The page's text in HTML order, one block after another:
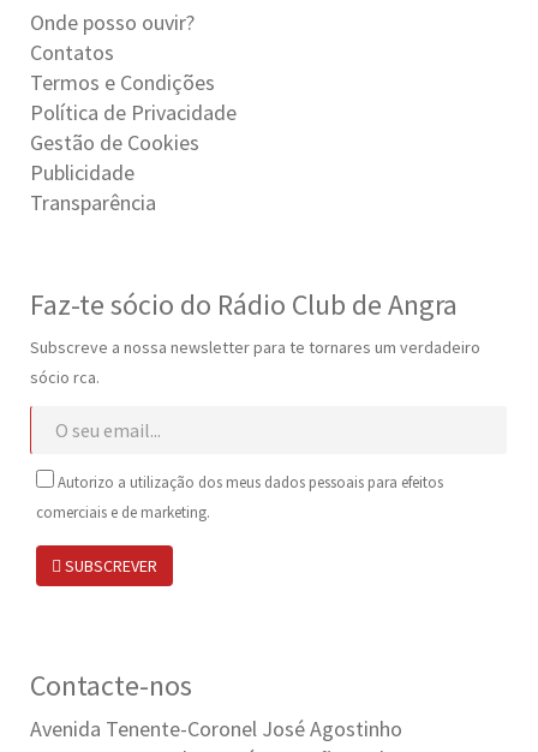
Onde posso ouvir?
Contatos
Termos e Condições
Política de Privacidade
Gestão de Cookies
Publicidade
Transparência
Faz-te sócio do Rádio Club de Angra
Subscreve a nossa newsletter para te tornares um verdadeiro
sócio rca.
Autorizo a utilização dos meus dados pessoais para efeitos
comerciais e de marketing.
SUBSCREVER
Contacte-nos
Avenida Tenente-Coronel José Agostinho